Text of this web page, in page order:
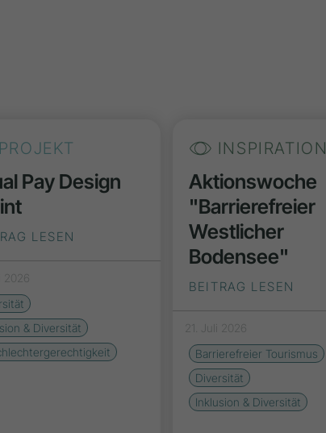
PROJEKT
Pay Design
LESEN
2026
& Diversität
INSPIRATION
Aktionswoche
"Barrierefreier
Westlicher
Bodensee"
BEITRAG LESEN
21. Juli 2026
Barrierefreier Tourismus
Diversität
Inklusion & Diversität